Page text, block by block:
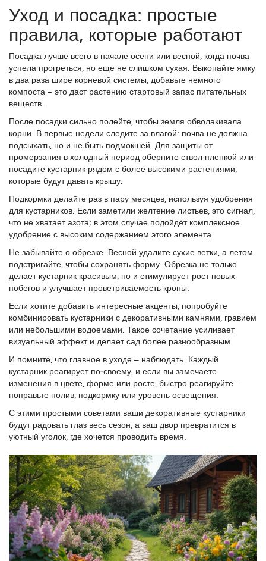
Уход и посадка: простые
правила, которые работают
Посадка лучше всего в начале осени или весной, когда почва
успела прогреться, но еще не слишком сухая. Выкопайте ямку
в два раза шире корневой системы, добавьте немного
компоста – это даст растению стартовый запас питательных
веществ.
После посадки сильно полейте, чтобы земля обволакивала
корни. В первые недели следите за влагой: почва не должна
подсыхать, но и не быть подмокшей. Для защиты от
промерзания в холодный период оберните ствол пленкой или
посадите кустарник рядом с более высокими растениями,
которые будут давать крышу.
Подкормки делайте раз в пару месяцев, используя удобрения
для кустарников. Если заметили желтение листьев, это сигнал,
что не хватает азота; в этом случае подойдёт комплексное
удобрение с высоким содержанием этого элемента.
Не забывайте о обрезке. Весной удалите сухие ветки, а летом
подстригайте, чтобы сохранять форму. Обрезка не только
делает кустарник красивым, но и стимулирует рост новых
побегов и улучшает проветриваемость кроны.
Если хотите добавить интересные акценты, попробуйте
комбинировать кустарники с декоративными камнями, гравием
или небольшими водоемами. Такое сочетание усиливает
визуальный эффект и делает сад более разнообразным.
И помните, что главное в уходе – наблюдать. Каждый
кустарник реагирует по‑своему, и если вы замечаете
изменения в цвете, форме или росте, быстро реагируйте –
поправьте полив, подкормку или уровень освещения.
С этими простыми советами ваши декоративные кустарники
будут радовать глаз весь сезон, а ваш двор превратится в
уютный уголок, где хочется проводить время.